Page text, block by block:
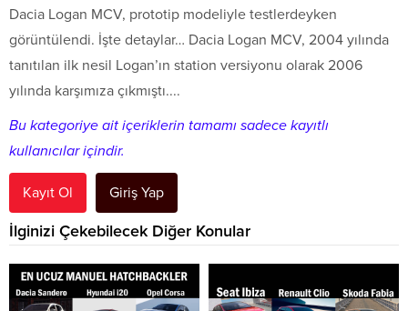
Dacia Logan MCV, prototip modeliyle testlerdeyken
görüntülendi. İşte detaylar… Dacia Logan MCV, 2004 yılında
tanıtılan ilk nesil Logan’ın station versiyonu olarak 2006
yılında karşımıza çıkmıştı....
Bu kategoriye ait içeriklerin tamamı sadece kayıtlı
kullanıcılar içindir.
Kayıt Ol Giriş Yap
İlginizi Çekebilecek Diğer Konular